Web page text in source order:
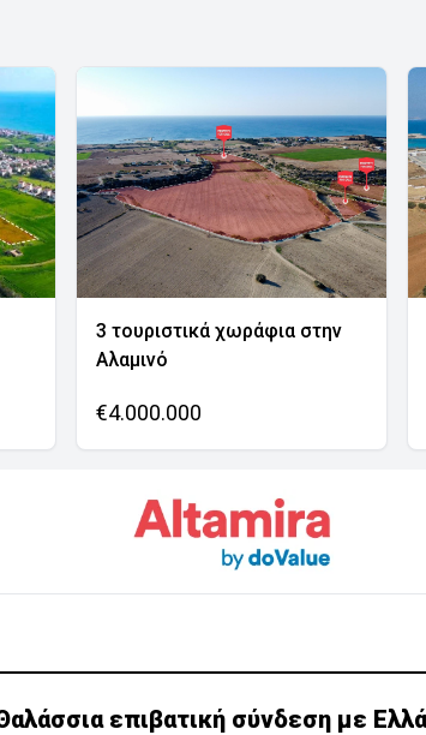
3 τουριστικά χωράφια στην
Αλαμινό
€4.000.000
επιβατική σύνδεση με